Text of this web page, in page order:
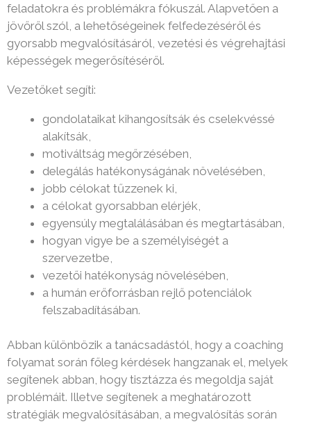
feladatokra és problémákra fókuszál. Alapvetően a
jövőről szól, a lehetőségeinek felfedezéséről és
gyorsabb megvalósításáról, vezetési és végrehajtási
képességek megerősítéséről.
Vezetőket segíti:
gondolataikat kihangosítsák és cselekvéssé
alakítsák,
motiváltság megőrzésében,
delegálás hatékonyságának növelésében,
jobb célokat tűzzenek ki,
a célokat gyorsabban elérjék,
egyensúly megtalálásában és megtartásában,
hogyan vigye be a személyiségét a
szervezetbe,
vezetői hatékonyság növelésében,
a humán erőforrásban rejlő potenciálok
felszabadításában.
Abban különbözik a tanácsadástól, hogy a coaching
folyamat során főleg kérdések hangzanak el, melyek
segítenek abban, hogy tisztázza és megoldja saját
problémáit. Illetve segítenek a meghatározott
stratégiák megvalósításában, a megvalósítás során